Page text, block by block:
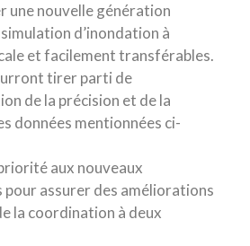
une nouvelle génération
d’inondation à
et facilement transférables.
tirer parti de
de la précision et de la
données mentionnées ci-
aux nouveaux
assurer des améliorations
la coordination à deux